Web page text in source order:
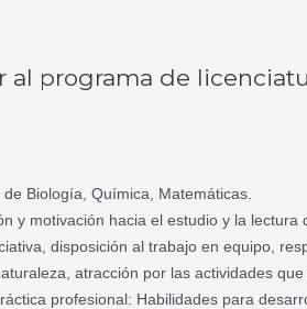
al programa de
Biología, Química, Matemáticas.
y motivación hacia el estudio y la lectura
disposición al trabajo en equipo,
atracción por las actividades
profesional: Habilidades para